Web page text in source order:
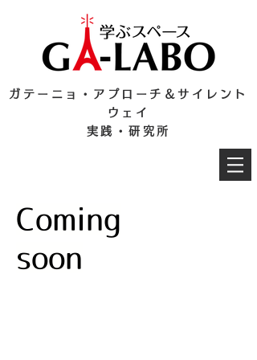
ガテーニョ・アプローチ＆サイレント
ウェイ
実践・研究所
Coming
soon